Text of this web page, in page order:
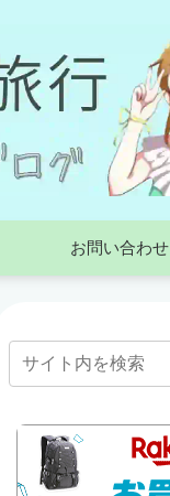
お問い合わせ